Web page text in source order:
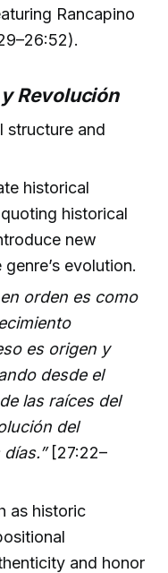
Rancapino
Revolución
structure and
historical
historical
new
evolution.
orden es como
es origen y
desde el
las raíces del
del
[27:22–
as historic
and honor